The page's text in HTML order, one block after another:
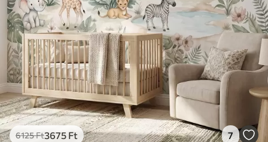
6125Ft3675 Ft 7